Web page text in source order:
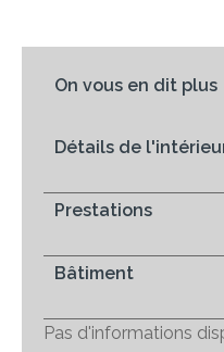
On vous en dit plus
Détails de
Prestations
Bâtiment
Pas d'informations